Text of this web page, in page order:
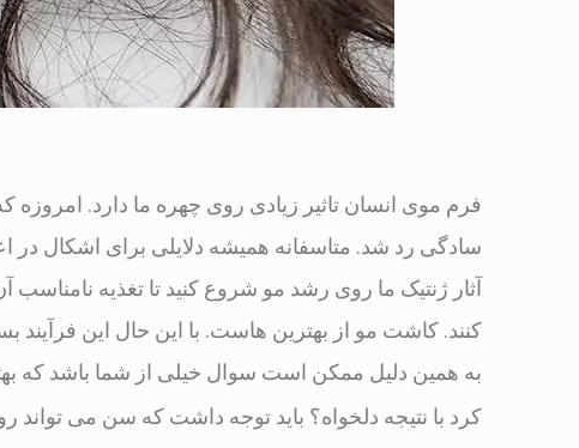
فرم موی انسان تاثیر زیادی روی چهره ما دارد. امروزه
سادگی رد شد. متاسفانه همیشه دلایلی برای اشکال در
آثار ژنتیک ما روی رشد مو شروع کنید تا تغذیه
کنند. کاشت مو از بهترین هاست. با این حال این
به همین دلیل ممکن است سوال خیلی از شما باشد که
کرد با نتیجه دلخواه؟ باید توجه داشت که سن می تواند